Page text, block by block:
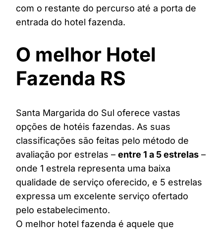
com o restante do percurso até a porta de
entrada do hotel fazenda.
O melhor Hotel
Fazenda RS
Santa Margarida do Sul oferece vastas
opções de hotéis fazendas. As suas
classificações são feitas pelo método de
avaliação por estrelas – entre 1 a 5 estrelas –
onde 1 estrela representa uma baixa
qualidade de serviço oferecido, e 5 estrelas
expressa um excelente serviço ofertado
pelo estabelecimento.
O melhor hotel fazenda é aquele que